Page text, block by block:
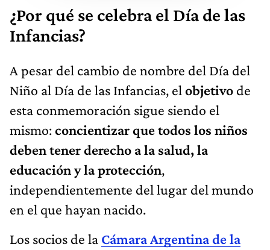
¿Por qué se celebra el Día de las
Infancias?
A pesar del cambio de nombre del Día del
Niño al Día de las Infancias, el objetivo de
esta conmemoración sigue siendo el
mismo:concientizar que todos los niños
deben tener derecho a la salud, la
educación y la protección,
independientemente del lugar del mundo
en el que hayan nacido.
Los socios de la Cámara Argentina de la